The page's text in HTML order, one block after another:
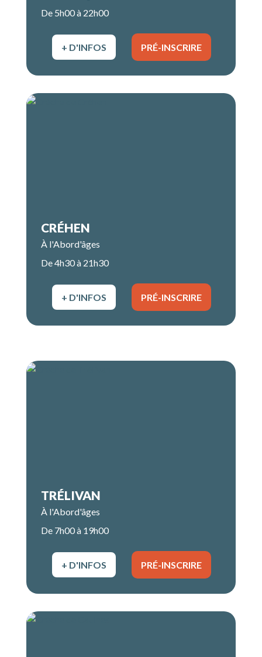
De 5h00 à 22h00
+ D'INFOS PRÉ-INSCRIRE
CRÉHEN
À l'Abord'âges
De 4h30 à 21h30
+ D'INFOS PRÉ-INSCRIRE
TRÉLIVAN
À l'Abord'âges
De 7h00 à 19h00
+ D'INFOS PRÉ-INSCRIRE